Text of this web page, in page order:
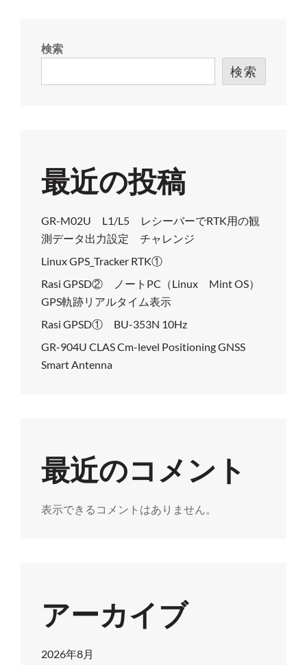
定
ン
ド
検索
検索
最近の投稿
GR-M02U L1/L5 レシーバーでRTK用の観
測データ出力設定 チャレンジ
Linux GPS_Tracker RTK①
Rasi GPSD② ノートPC（Linux Mint OS）
GPS軌跡リアルタイム表示
Rasi GPSD① BU-353N 10Hz
GR-904U CLAS Cm-level Positioning GNSS
Smart Antenna
最近のコメント
表示できるコメントはありません。
アーカイブ
2026年8月